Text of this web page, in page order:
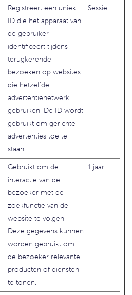
Registreert een uniek
ID die het apparaat van
de gebruiker
identificeert tijdens
terugkerende
bezoeken op websites
die hetzelfde
advertentienetwerk
gebruiken. De ID wordt
gebruikt om gerichte
advertenties toe te
staan.
Sessie
Gebruikt om de
interactie van de
bezoeker met de
zoekfunctie van de
website te volgen.
Deze gegevens kunnen
worden gebruikt om
de bezoeker relevante
producten of diensten
te tonen.
1 jaar